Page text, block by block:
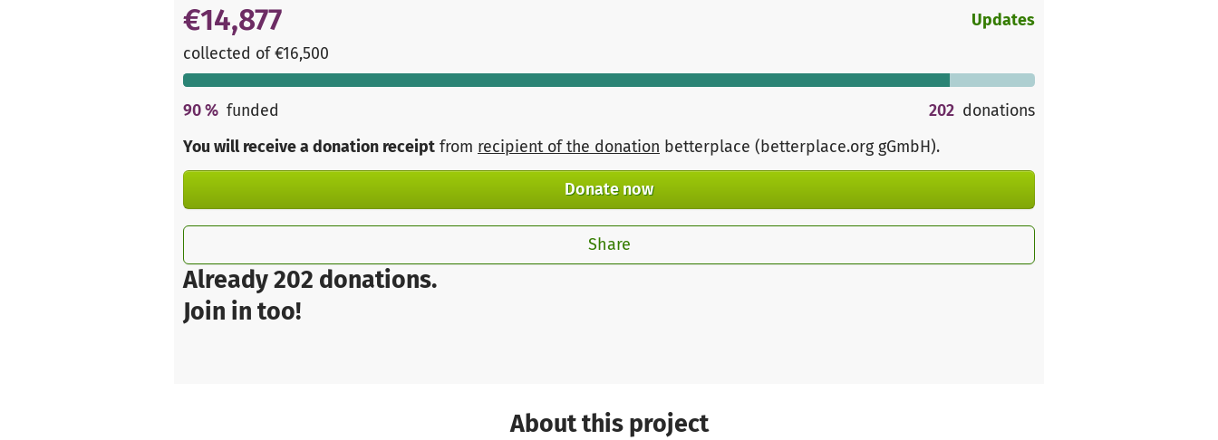
Already 202 donations.
Join in too!
€14,877
collected of €16,500
Updates
90% funded 202 donations
You will receive a donation receipt from recipient of the donation betterplace (betterplace.org gGmbH).
Donate now
Share
About this project